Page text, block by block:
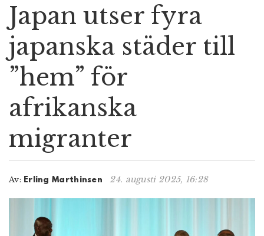
a
n
Japan utser fyra
japanska städer till
”hem” för
afrikanska
migranter
Av: Erling Marthinsen 24. augusti 2025, 16:28